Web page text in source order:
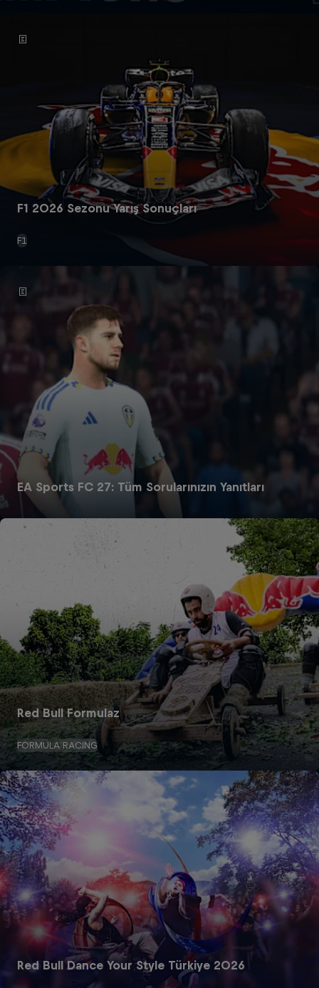
F1 2026 Sezonu Yarış Sonuçları
F1
EA Sports FC 27: Tüm Sorularınızın Yanıtları
Red Bull Formulaz
FORMULA RACING
Red Bull Dance Your Style Türkiye 2026